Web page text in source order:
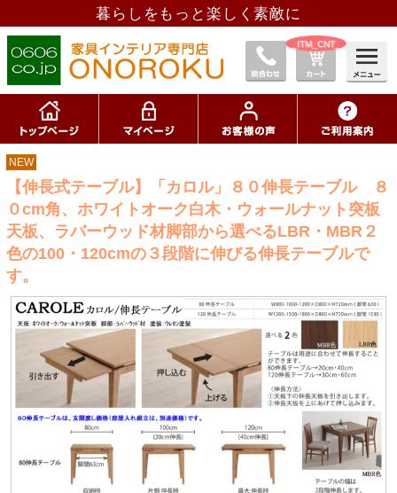
暮らしをもっと楽しく素敵に
__ITM_CNT__
NEW
【伸長式テーブル】「カロル」８０伸長テーブル ８
０cm角、ホワイトオーク白木・ウォールナット突板
天板、ラバーウッド材脚部から選べるLBR・MBR２
色の100・120cmの３段階に伸びる伸長テーブルで
す。